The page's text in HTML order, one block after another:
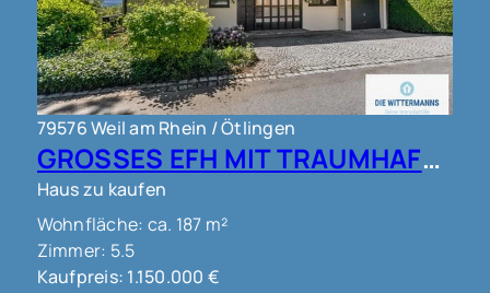
79576 Weil am Rhein / Ötlingen
GROSSES EFH MIT TRAUMHAFTEM AUSBLICK IN WEIL AM RHEIN OT ÖTLINGEN !!!
Haus zu kaufen
Wohnfläche: ca. 187 m²
Zimmer: 5.5
Kaufpreis: 1.150.000 €